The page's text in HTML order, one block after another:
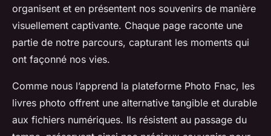
organisent et en présentent nos souvenirs de manière
visuellement captivante. Chaque page raconte une
partie de notre parcours, capturant les moments qui
ont façonné nos vies.
Comme nous l’apprend la plateforme Photo Fnac, les
livres photo offrent une alternative tangible et durable
aux fichiers numériques. Ils résistent au passage du